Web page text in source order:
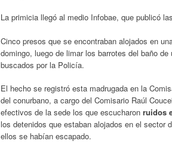
La primicia llegó al medio Infobae, que publicó
Cinco presos que se encontraban alojados en
domingo, luego de limar los barrotes del baño
buscados por la Policía.
El hecho se registró esta madrugada en la
del conurbano, a cargo del Comisario Raúl
efectivos de la sede los que escucharon ruidos
los detenidos que estaban alojados en el
ellos se habían escapado.